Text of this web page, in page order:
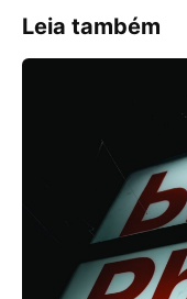
Leia também